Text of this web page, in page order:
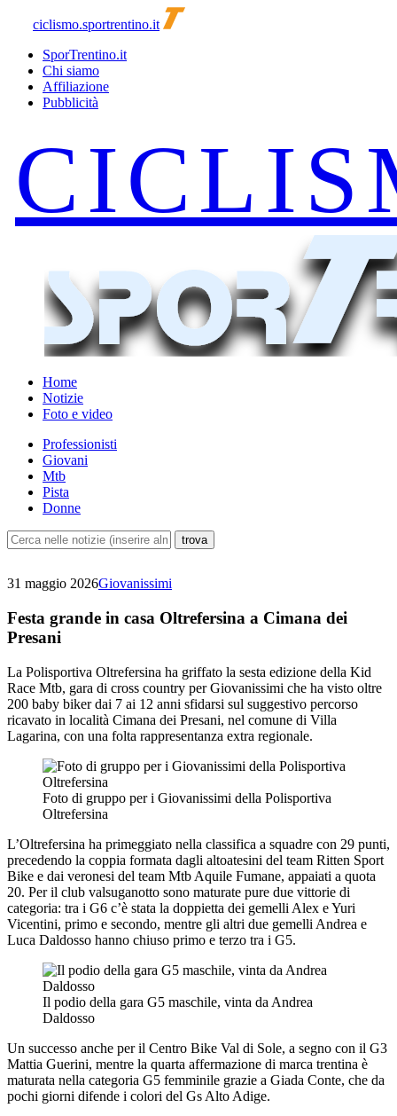
ciclismo.sportrentino.it
SporTrentino.it
Chi siamo
Affiliazione
Pubblicità
Home
Notizie
Foto e video
Professionisti
Giovani
Mtb
Pista
Donne
31 maggio 2026Giovanissimi
Festa grande in casa Oltrefersina a Cimana dei
Presani
La Polisportiva Oltrefersina ha griffato la sesta edizione della Kid
Race Mtb, gara di cross country per Giovanissimi che ha visto oltre
200 baby biker dai 7 ai 12 anni sfidarsi sul suggestivo percorso
ricavato in località Cimana dei Presani, nel comune di Villa
Lagarina, con una folta rappresentanza extra regionale.
Foto di gruppo per i Giovanissimi della Polisportiva
Oltrefersina
L’Oltrefersina ha primeggiato nella classifica a squadre con 29 punti,
precedendo la coppia formata dagli altoatesini del team Ritten Sport
Bike e dai veronesi del team Mtb Aquile Fumane, appaiati a quota
20. Per il club valsuganotto sono maturate pure due vittorie di
categoria: tra i G6 c’è stata la doppietta dei gemelli Alex e Yuri
Vicentini, primo e secondo, mentre gli altri due gemelli Andrea e
Luca Daldosso hanno chiuso primo e terzo tra i G5.
Il podio della gara G5 maschile, vinta da Andrea
Daldosso
Un successo anche per il Centro Bike Val di Sole, a segno con il G3
Mattia Guerini, mentre la quarta affermazione di marca trentina è
maturata nella categoria G5 femminile grazie a Giada Conte, che da
pochi giorni difende i colori del Gs Alto Adige.